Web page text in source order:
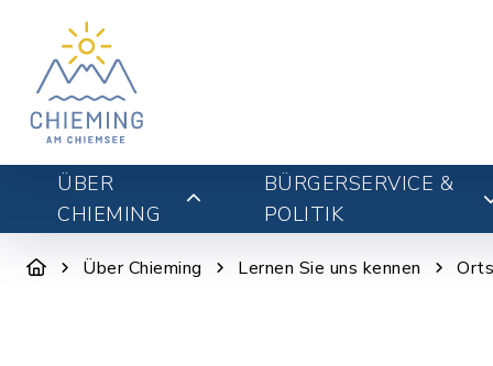
ÜBER
CHIEMING
BÜRGERSERVICE &
POLITIK
Über Chieming Lernen Sie uns kennen